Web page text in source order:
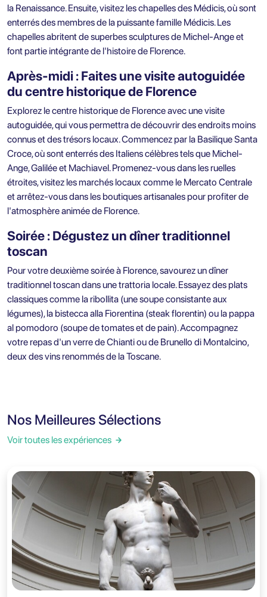
la Renaissance. Ensuite, visitez les chapelles des Médicis, où sont
enterrés des membres de la puissante famille Médicis. Les
chapelles abritent de superbes sculptures de Michel-Ange et
font partie intégrante de l'histoire de Florence.
Après-midi : Faites une visite autoguidée
du centre historique de Florence
Explorez le centre historique de Florence avec une visite
autoguidée, qui vous permettra de découvrir des endroits moins
connus et des trésors locaux. Commencez par la Basilique Santa
Croce, où sont enterrés des Italiens célèbres tels que Michel-
Ange, Galilée et Machiavel. Promenez-vous dans les ruelles
étroites, visitez les marchés locaux comme le Mercato Centrale
et arrêtez-vous dans les boutiques artisanales pour profiter de
l'atmosphère animée de Florence.
Soirée : Dégustez un dîner traditionnel
toscan
Pour votre deuxième soirée à Florence, savourez un dîner
traditionnel toscan dans une trattoria locale. Essayez des plats
classiques comme la ribollita (une soupe consistante aux
légumes), la bistecca alla Fiorentina (steak florentin) ou la pappa
al pomodoro (soupe de tomates et de pain). Accompagnez
votre repas d'un verre de Chianti ou de Brunello di Montalcino,
deux des vins renommés de la Toscane.
Nos Meilleures Sélections
Voir toutes les expériences